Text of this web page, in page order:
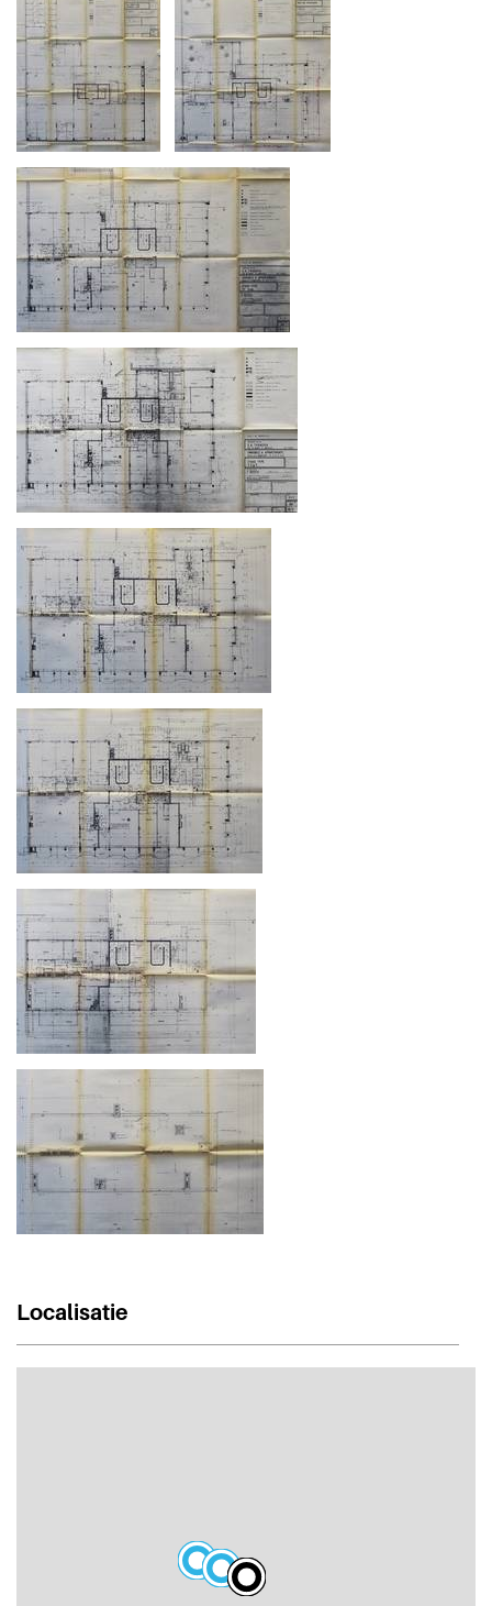
Localisatie